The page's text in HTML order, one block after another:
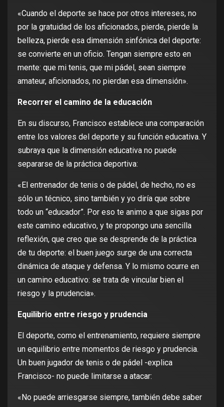
«Cuando el deporte se hace por otros intereses, no
por la gratuidad de los aficionados, pierde, pierde la
belleza, pierde esa dimensión sinfónica del deporte:
se convierte en un oficio. Tengan siempre esto en
mente: que mi tenis, que mi pádel, sean siempre
amateur, aficionados, no pierdan esa dimensión».
Recorrer el camino de la educación
En su discurso, Francisco establece una comparación
entre los valores del deporte y su función educativa. Y
subraya que la dimensión educativa no puede
separarse de la práctica deportiva:
«El entrenador de tenis o de pádel, de hecho, no es
sólo un técnico, sino también y yo diría que sobre
todo un “educador”. Por eso te animo a que sigas por
este camino educativo, y te propongo una sencilla
reflexión, que creo que se desprende de la práctica
de tu deporte: el buen juego surge de una correcta
dinámica de ataque y defensa. Y lo mismo ocurre en
un camino educativo: se trata de vincular bien el
riesgo y la prudencia».
Equilibrio entre riesgo y prudencia
El deporte, como el entrenamiento, requiere siempre
un equilibrio entre momentos de riesgo y prudencia.
Un buen jugador de tenis o de pádel -explica
Francisco- no puede limitarse a atacar:
«No puede arriesgarse siempre, también debe saber